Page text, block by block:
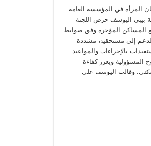
المرأة في المؤسسة العامة
بيبي اليوسف حرص اللجنة
المساكن المؤجرة وفق ضوابط
إلى مستحقيه، مشددة
بالإجراءات والمواعيد
المسؤولية ويعزز كفاءة
وقالت اليوسف على